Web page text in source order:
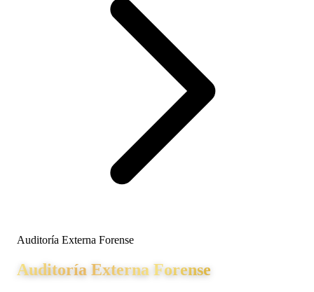
Auditoría Externa Forense
Auditoría Externa Forense